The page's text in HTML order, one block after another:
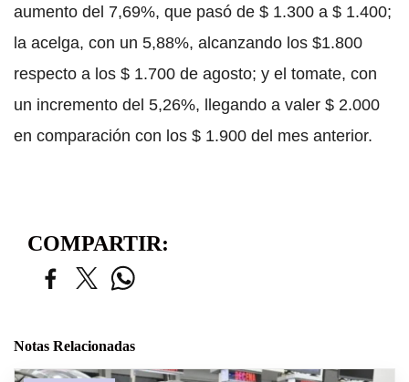
aumento del 7,69%, que pasó de $ 1.300 a $ 1.400;
la acelga, con un 5,88%, alcanzando los $1.800
respecto a los $ 1.700 de agosto; y el tomate, con
un incremento del 5,26%, llegando a valer $ 2.000
en comparación con los $ 1.900 del mes anterior.
COMPARTIR:
Notas Relacionadas